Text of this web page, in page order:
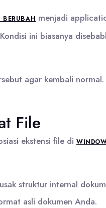
BERUBAH menjadi
ini biasanya
agar kembali
File
ekstensi file di
struktur internal
asli dokumen Anda.